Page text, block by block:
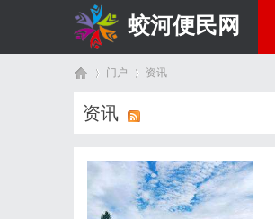
蛟河便民网
门户 资讯
资讯